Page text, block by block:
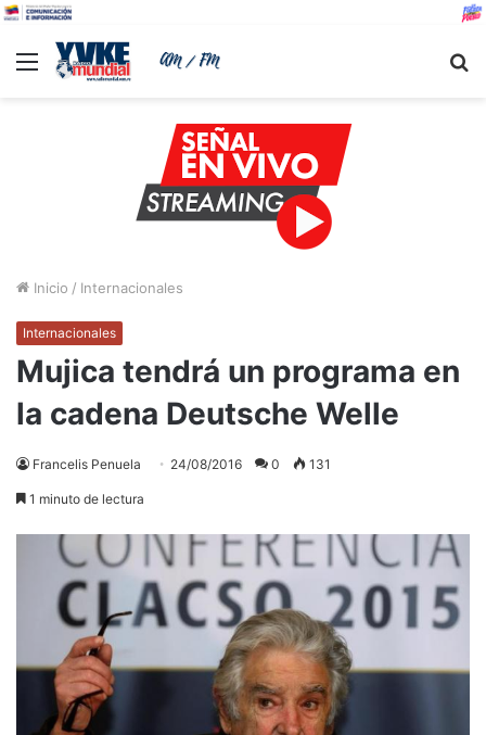
Menu
Inicio / Internacionales
Internacionales
Mujica tendrá un programa en
la cadena Deutsche Welle
Francelis Penuela 24/08/2016 0 131
1 minuto de lectura